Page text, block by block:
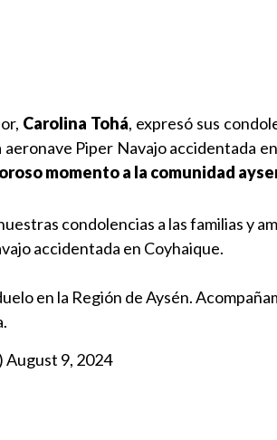
Carolina Tohá, expresó sus
Piper Navajo accidentada
momento a la comunidad
condolencias a las familias y
accidentada en Coyhaique.
en la Región de Aysén.
August 9, 2024